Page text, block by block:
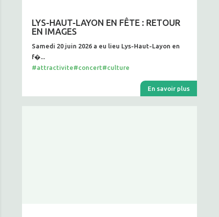
LYS-HAUT-LAYON EN FÊTE : RETOUR
EN IMAGES
Samedi 20 juin 2026 a eu lieu Lys-Haut-Layon en
f�...
#attractivite#concert#culture
En savoir plus